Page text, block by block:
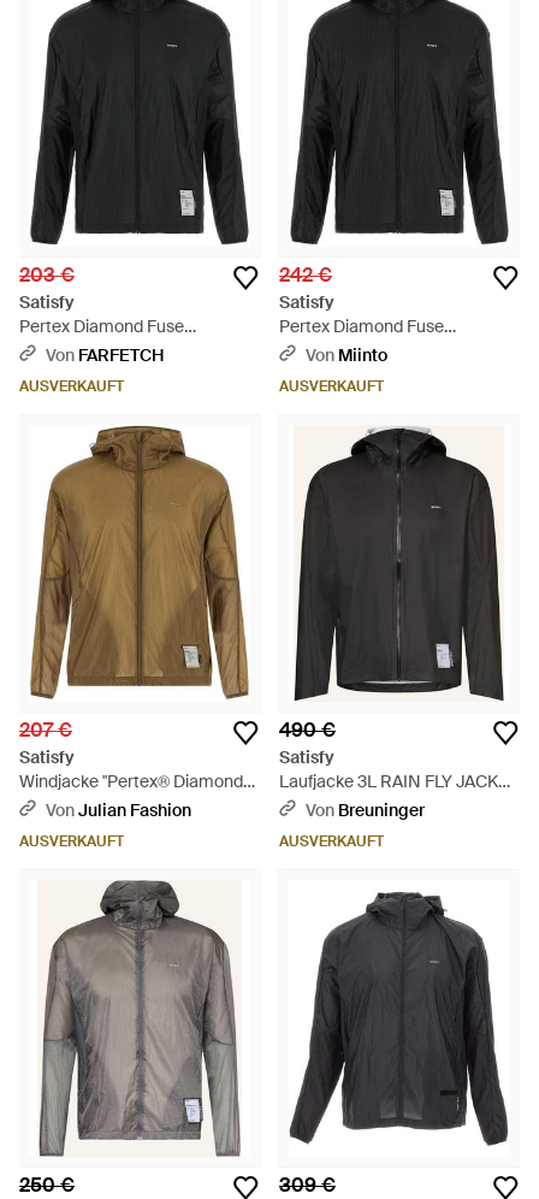
203 €
Satisfy
Pertex Diamond Fuse
Windbreaker - Schwarz
Von FARFETCH
AUSVERKAUFT
242 €
Satisfy
Pertex Diamond Fuse
Windbreaker - Schwarz
Von Miinto
AUSVERKAUFT
207 €
Satisfy
Windjacke "Pertex® Diamond
Fuse" - Grün
VonJulian Fashion
AUSVERKAUFT
490 €
Satisfy
Laufjacke 3L RAIN FLY JACKET
- Schwarz
Von Breuninger
AUSVERKAUFT
250 € 309 €